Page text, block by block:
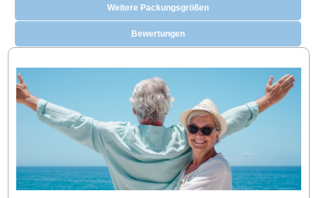
Weitere Packungsgrößen
Bewertungen